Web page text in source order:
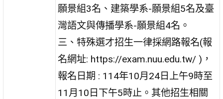
願景組3名、建築學系-願景組5名及臺
灣語文與傳播學系-願景組4名。
三、特殊選才招生一律採網路報名(報
名網址: https://exam.nuu.edu.tw/ )，
報名日期 : 114年10月24日上午9時至
11月10日下午5時止。其他招生相關